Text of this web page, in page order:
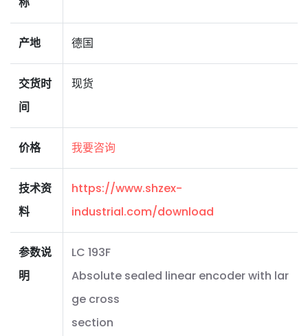
产地 德国
交货时
间
现货
价格 我要咨询
技术资
料
https://www.shzex-
industrial.com/download
参数说
明
LC 193F
Absolute sealed linear encoder with lar
ge cross
section